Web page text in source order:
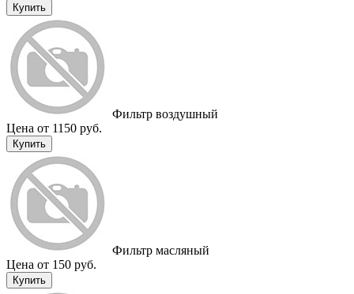
Купить
Фильтр воздушный
Цена от 1150 руб.
Купить
Фильтр масляный
Цена от 150 руб.
Купить